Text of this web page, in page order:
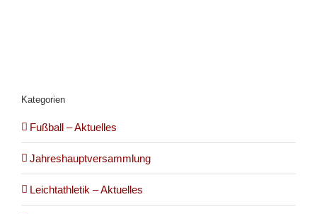
Kategorien
Fußball – Aktuelles
Jahreshauptversammlung
Leichtathletik – Aktuelles